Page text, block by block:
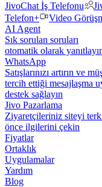
JivoChat İş Telefonu
Telefon+
Video
AI Agent
Sık sorulan soruları
otomatik olarak
WhatsApp
Satışlarınızı artırın ve
tercih ettiği mesajlaşma
destek sağlayın
Jivo Pazarlama
Ziyaretçileriniz siteyi terk
önce ilgilerini çekin
Fiyatlar
Ortaklık
Uygulamalar
Yardım
Blog